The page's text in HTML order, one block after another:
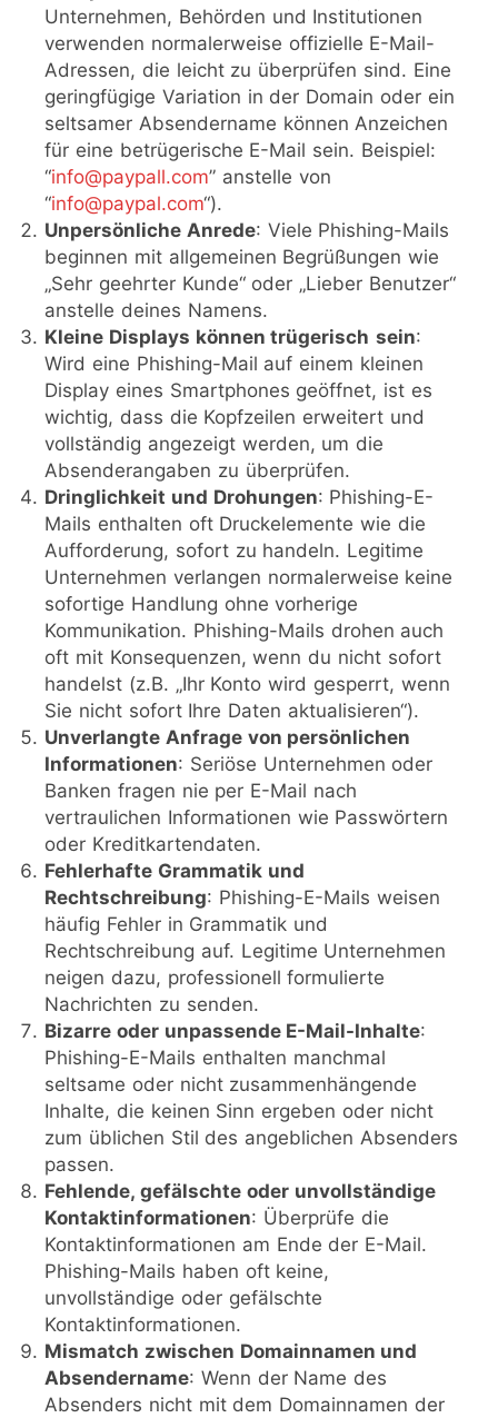
Unternehmen, Behörden und Institutionen
verwenden normalerweise offizielle E-Mail-
Adressen, die leicht zu überprüfen sind. Eine
geringfügige Variation in der Domain oder ein
seltsamer Absendername können Anzeichen
für eine betrügerische E-Mail sein. Beispiel:
“info@paypall.com” anstelle von
“info@paypal.com“).
Unpersönliche Anrede: Viele Phishing-Mails
beginnen mit allgemeinen Begrüßungen wie
„Sehr geehrter Kunde“ oder „Lieber Benutzer“
anstelle deines Namens.
Kleine Displays können trügerisch sein:
Wird eine Phishing-Mail auf einem kleinen
Display eines Smartphones geöffnet, ist es
wichtig, dass die Kopfzeilen erweitert und
vollständig angezeigt werden, um die
Absenderangaben zu überprüfen.
Dringlichkeit und Drohungen: Phishing-E-
Mails enthalten oft Druckelemente wie die
Aufforderung, sofort zu handeln. Legitime
Unternehmen verlangen normalerweise keine
sofortige Handlung ohne vorherige
Kommunikation. Phishing-Mails drohen auch
oft mit Konsequenzen, wenn du nicht sofort
handelst (z.B. „Ihr Konto wird gesperrt, wenn
Sie nicht sofort Ihre Daten aktualisieren“).
Unverlangte Anfrage von persönlichen
Informationen: Seriöse Unternehmen oder
Banken fragen nie per E-Mail nach
vertraulichen Informationen wie Passwörtern
oder Kreditkartendaten.
Fehlerhafte Grammatik und
Rechtschreibung: Phishing-E-Mails weisen
häufig Fehler in Grammatik und
Rechtschreibung auf. Legitime Unternehmen
neigen dazu, professionell formulierte
Nachrichten zu senden.
Bizarre oder unpassende E-Mail-Inhalte:
Phishing-E-Mails enthalten manchmal
seltsame oder nicht zusammenhängende
Inhalte, die keinen Sinn ergeben oder nicht
zum üblichen Stil des angeblichen Absenders
passen.
Fehlende, gefälschte oder unvollständige
Kontaktinformationen: Überprüfe die
Kontaktinformationen am Ende der E-Mail.
Phishing-Mails haben oft keine,
unvollständige oder gefälschte
Kontaktinformationen.
Mismatch zwischen Domainnamen und
Absendername: Wenn der Name des
Absenders nicht mit dem Domainnamen der